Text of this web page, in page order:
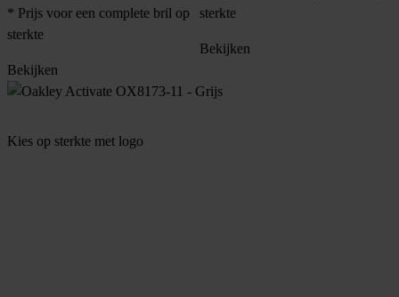
* Prijs voor een complete bril op
sterkte
Bekijken
sterkte
Bekijken
Kies op sterkte met logo